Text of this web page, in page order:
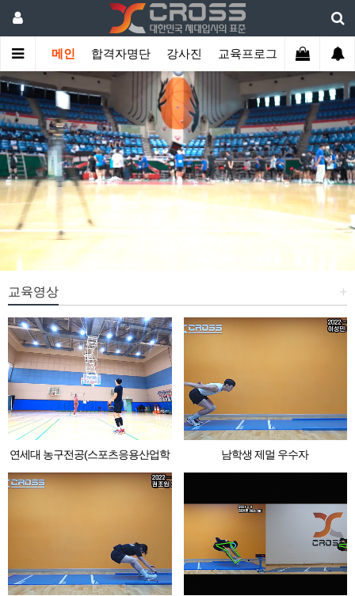
메인 합격자명단 강사진 교육프로그램 학생관리
+
교육영상
연세대 농구전공(스포츠응용산업학
과)
남학생 제멀 우수자